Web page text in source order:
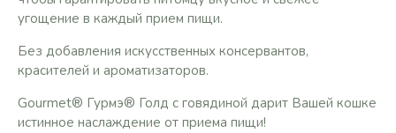
угощение в каждый прием пищи.
Без добавления искусственных консервантов,
красителей и ароматизаторов.
Gourmet® Гурмэ® Голд с говядиной дарит Вашей кошке
истинное наслаждение от приема пищи!